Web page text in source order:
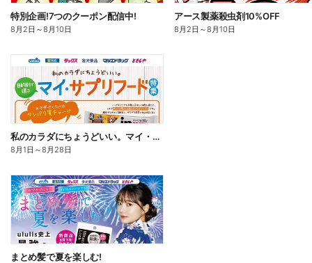
特別企画!7つのクーポン配信中!
8月2日 ～8月10日
アース製薬殺虫剤10%OFF
8月2日 ～8月10日
私のカラダにちょうどいい。マイ・サプリフード
8月1日 ～8月28日
まとめ髪で夏を楽しむ!